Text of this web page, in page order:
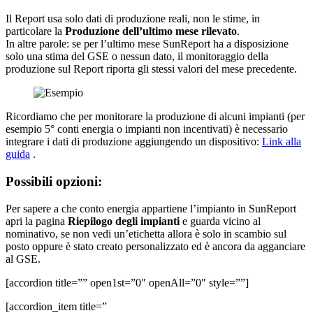
Il Report usa solo dati di produzione reali, non le stime, in
particolare la Produzione dell’ultimo mese rilevato.
In altre parole: se per l’ultimo mese SunReport ha a disposizione
solo una stima del GSE o nessun dato, il monitoraggio della
produzione sul Report riporta gli stessi valori del mese precedente.
Ricordiamo che per monitorare la produzione di alcuni impianti (per
esempio 5° conti energia o impianti non incentivati) è necessario
integrare i dati di produzione aggiungendo un dispositivo: Link alla
guida .
Possibili opzioni:
Per sapere a che conto energia appartiene l’impianto in SunReport
apri la pagina Riepilogo degli impianti e guarda vicino al
nominativo, se non vedi un’etichetta allora è solo in scambio sul
posto oppure è stato creato personalizzato ed è ancora da agganciare
al GSE.
[accordion title=”” open1st=”0″ openAll=”0″ style=””]
[accordion_item title=”